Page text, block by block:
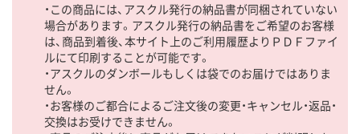
・この商品には、アスクル発行の納品書が同梱されていない
場合があります。アスクル発行の納品書をご希望のお客様
は、商品到着後、本サイト上のご利用履歴よりＰＤＦファイ
ルにて印刷することが可能です。
・アスクルのダンボールもしくは袋でのお届けではありま
せん。
・お客様のご都合によるご注文後の変更・キャンセル・返品・
交換はお受けできません。